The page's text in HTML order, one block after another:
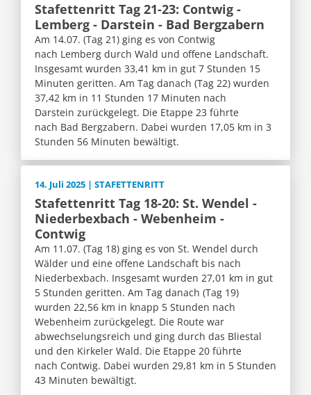
Stafettenritt Tag 21-23: Contwig -
Lemberg - Darstein - Bad Bergzabern
Am 14.07. (Tag 21) ging es von Contwig
nach Lemberg durch Wald und offene Landschaft.
Insgesamt wurden 33,41 km in gut 7 Stunden 15
Minuten geritten. Am Tag danach (Tag 22) wurden
37,42 km in 11 Stunden 17 Minuten nach
Darstein zurückgelegt. Die Etappe 23 führte
nach Bad Bergzabern. Dabei wurden 17,05 km in 3
Stunden 56 Minuten bewältigt.
14. Juli 2025 | STAFETTENRITT
Stafettenritt Tag 18-20: St. Wendel -
Niederbexbach - Webenheim -
Contwig
Am 11.07. (Tag 18) ging es von St. Wendel durch
Wälder und eine offene Landschaft bis nach
Niederbexbach. Insgesamt wurden 27,01 km in gut
5 Stunden geritten. Am Tag danach (Tag 19)
wurden 22,56 km in knapp 5 Stunden nach
Webenheim zurückgelegt. Die Route war
abwechselungsreich und ging durch das Bliestal
und den Kirkeler Wald. Die Etappe 20 führte
nach Contwig. Dabei wurden 29,81 km in 5 Stunden
43 Minuten bewältigt.